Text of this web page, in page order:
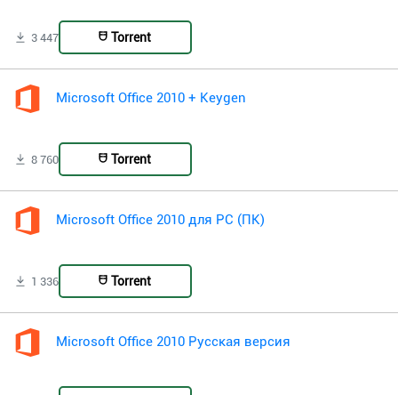
3 447 Torrent
Microsoft Office 2010 + Keygen
8 760 Torrent
Microsoft Office 2010 для PC (ПК)
1 336 Torrent
Microsoft Office 2010 Русская версия